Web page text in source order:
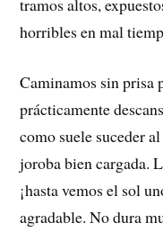
horribles en mal
Caminamos sin prisa
prácticamente
como suele suceder
joroba bien cargada.
¡hasta vemos el sol
agradable. No dura